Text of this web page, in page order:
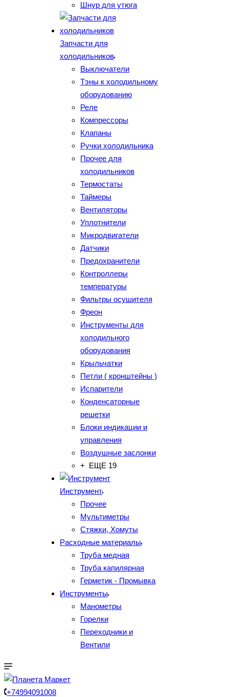
Шнур для утюга
Запчасти для
холодильников
Выключатели
Тэны к холодильному
оборудованию
Реле
Компрессоры
Клапаны
Ручки холодильника
Прочее для
холодильников
Термостаты
Таймеры
Вентиляторы
Уплотнители
Микродвигатели
Датчики
Предохранители
Контроллеры
температуры
Фильтры осушителя
Фреон
Инструменты для
холодильного
оборудования
Крыльчатки
Петли ( кронштейны )
Испарители
Конденсаторные
решетки
Блоки индикации и
управления
Воздушные заслонки
+ ЕЩЕ 19
Инструмент
Прочее
Мультиметры
Стяжки, Хомуты
Расходные материалы
Труба медная
Труба капилярная
Герметик - Промывка
Инструменты
Манометры
Горелки
Переходники и
Вентили
+74994091008